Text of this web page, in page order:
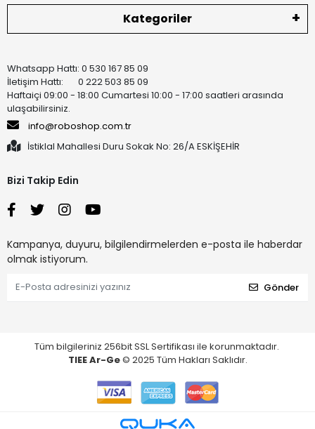
Kategoriler
Whatsapp Hattı: 0 530 167 85 09
İletişim Hattı: 0 222 503 85 09
Haftaiçi 09:00 - 18:00 Cumartesi 10:00 - 17:00 saatleri arasında
ulaşabilirsiniz.
info@roboshop.com.tr
İstiklal Mahallesi Duru Sokak No: 26/A ESKİŞEHİR
Bizi Takip Edin
Kampanya, duyuru, bilgilendirmelerden e-posta ile haberdar
olmak istiyorum.
Gönder
Tüm bilgileriniz 256bit SSL Sertifikası ile korunmaktadır.
TIEE Ar-Ge© 2025 Tüm Hakları Saklıdır.